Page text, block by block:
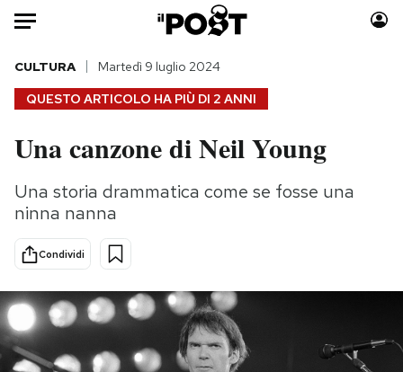
Auto
HOME
Italia
Politica
Internet
Cultura
Economia
Sport
Moda
Consumismi
Europa
Altrecose
Mondiali calcio 2026
QUESTO ARTICOLO HA PIÙ DI 2 ANNI
CULTURA Martedì 9 luglio 2024
Una canzone di Neil Young
Una storia drammatica come se fosse una
ninna nanna
Condividi